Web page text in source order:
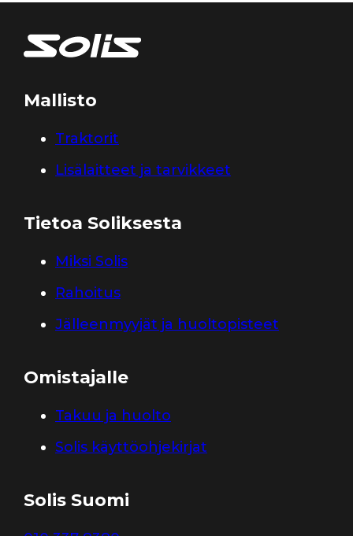
Mallisto
Traktorit
Lisälaitteet ja tarvikkeet
Tietoa Soliksesta
Miksi Solis
Rahoitus
Jälleenmyyjät ja huoltopisteet
Omistajalle
Takuu ja huolto
Solis käyttöohjekirjat
Solis Suomi